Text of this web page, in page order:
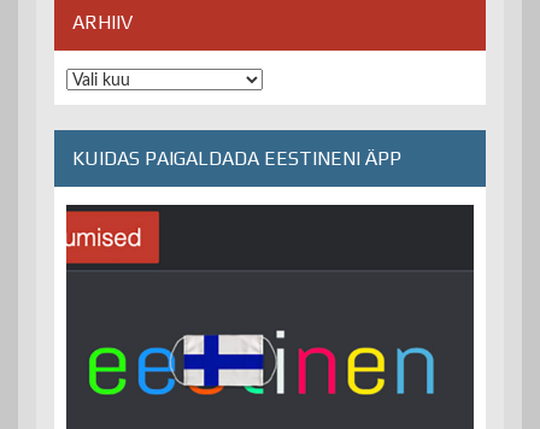
ARHIIV
Arhiiv
KUIDAS PAIGALDADA EESTINENI ÄPP